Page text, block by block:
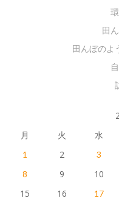
田
田んぼのよ
月
火 水
1 2 3
8 9 10
15
16 17